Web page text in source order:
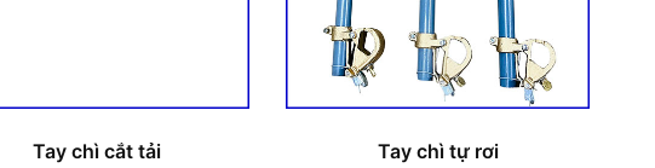
Tay chì cắt tải
Tay chì tự rơi